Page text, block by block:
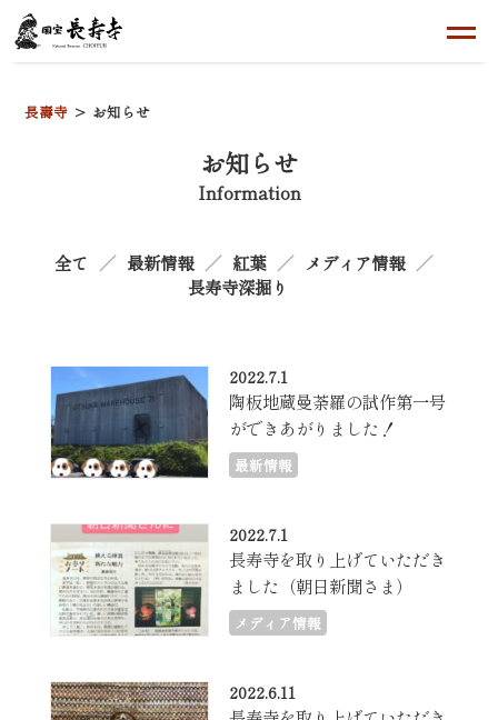
長壽寺 お知らせ
お知らせ
Information
全て 最新情報 紅葉
メディア情報
長寿寺深掘り
2022.7.1
陶板地蔵曼荼羅の試作第一号
ができあがりました！
最新情報
2022.7.1
長寿寺を取り上げていただき
ました（朝日新聞さま）
メディア情報
2022.6.11